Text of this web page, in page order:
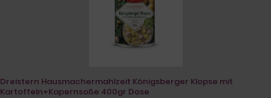
Dreistern Hausmachermahlzeit Königsberger Klopse mit
Kartoffeln+Kapernsoße 400gr Dose